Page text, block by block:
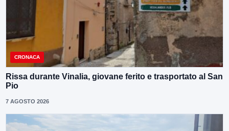
CRONACA
Rissa durante Vinalia, giovane ferito e trasportato al San
Pio
7 AGOSTO 2026